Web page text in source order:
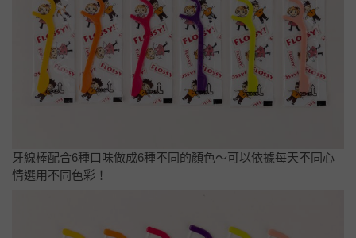
牙線棒配合6種口味做成6種不同的顏色～可以依據每天不同心
情選用不同色彩！